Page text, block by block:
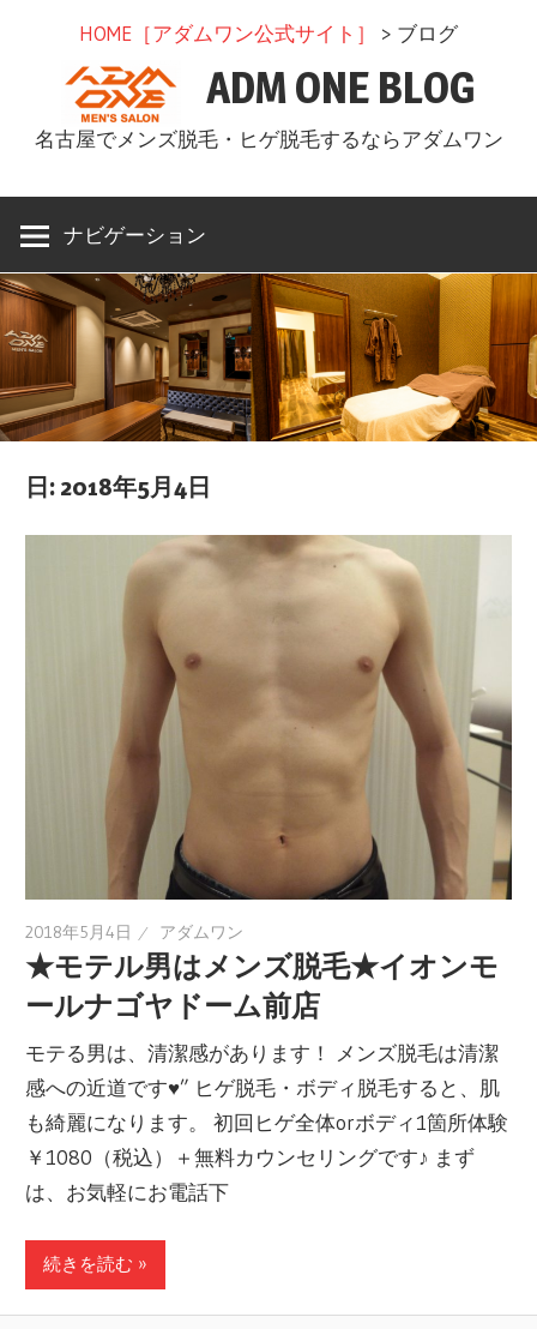
へ
ッ
プ
HOME［アダムワン公式サイト］ > ブログ
ADM ONE BLOG
名古屋でメンズ脱毛・ヒゲ脱毛するならアダムワン
ナビゲーション
日: 2018年5月4日
2018年5月4日 アダムワン
★モテル男はメンズ脱毛★イオンモ
ールナゴヤドーム前店
モテる男は、清潔感があります！ メンズ脱毛は清潔
感への近道です♥” ヒゲ脱毛・ボディ脱毛すると、肌
も綺麗になります。 初回ヒゲ全体orボディ1箇所体験
￥1080（税込）＋無料カウンセリングです♪ まず
は、お気軽にお電話下
続きを読む »